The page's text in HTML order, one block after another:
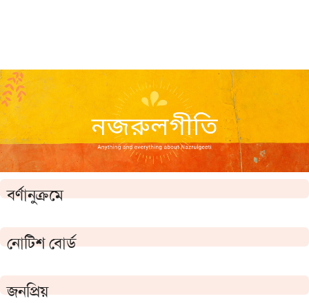
বর্ণানুক্রমে
নোটিশ বোর্ড
জনপ্রিয়